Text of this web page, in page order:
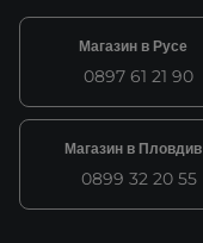
Магазин в Русе
0897 61 21 90
Магазин в Пловдив
0899 32 20 55